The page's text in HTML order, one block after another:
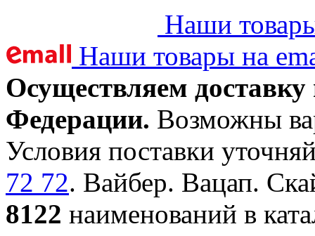
Наши
Наши товары на
Осуществляем
Федерации. Возможны
Условия поставки
72 72. Вайбер. Вацап.
8122 наименований в